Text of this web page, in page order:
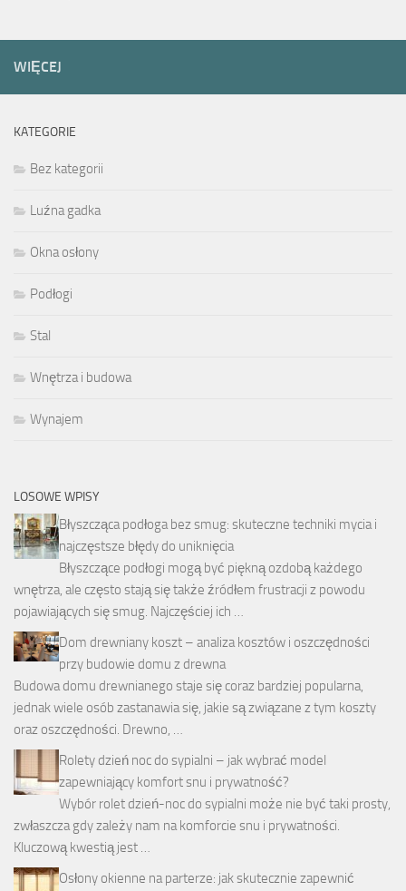
WIĘCEJ
KATEGORIE
Bez kategorii
Luźna gadka
Okna osłony
Podłogi
Stal
Wnętrza i budowa
Wynajem
LOSOWE WPISY
Błyszcząca podłoga bez smug: skuteczne techniki mycia i
najczęstsze błędy do uniknięcia
Błyszczące podłogi mogą być piękną ozdobą każdego
wnętrza, ale często stają się także źródłem frustracji z powodu
pojawiających się smug. Najczęściej ich …
Dom drewniany koszt – analiza kosztów i oszczędności
przy budowie domu z drewna
Budowa domu drewnianego staje się coraz bardziej popularna,
jednak wiele osób zastanawia się, jakie są związane z tym koszty
oraz oszczędności. Drewno, …
Rolety dzień noc do sypialni – jak wybrać model
zapewniający komfort snu i prywatność?
Wybór rolet dzień-noc do sypialni może nie być taki prosty,
zwłaszcza gdy zależy nam na komforcie snu i prywatności.
Kluczową kwestią jest …
Osłony okienne na parterze: jak skutecznie zapewnić